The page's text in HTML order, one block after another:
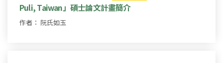
Puli, Taiwan」碩士論文計畫簡介
作者： 阮氏如玉